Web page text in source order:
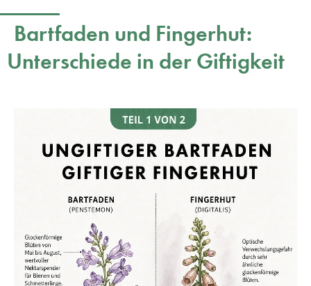
Bartfaden und Fingerhut:
Unterschiede in der Giftigkeit